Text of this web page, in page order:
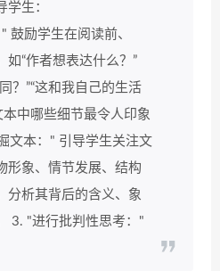
学生：
鼓励学生在阅读前、
如“作者想表达什么？”
？”“这和我自己的生活
本中哪些细节最令人印象
文本：" 引导学生关注文
形象、情节发展、结构
分析其背后的含义、象
3. "进行批判性思考："